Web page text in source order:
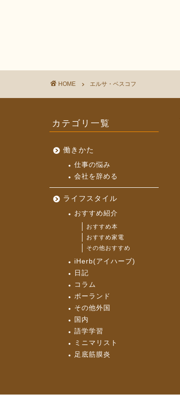
HOME エルサ・ベスコフ
カテゴリ一覧
働きかた
仕事の悩み
会社を辞める
ライフスタイル
おすすめ紹介
おすすめ本
おすすめ家電
その他おすすめ
iHerb(アイハーブ)
日記
コラム
ポーランド
その他外国
国内
語学学習
ミニマリスト
足底筋膜炎